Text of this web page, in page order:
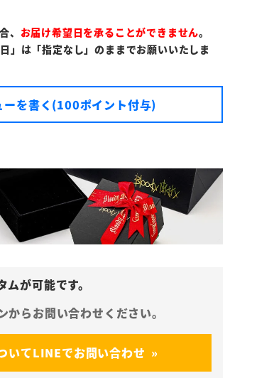
、 お届け希望日を承ることができません。
」は「指定なし」のままでお願いいたしま
ーを書く(100ポイント付与)
いてLINEでお問い合わせ